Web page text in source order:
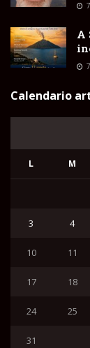
A
Calendario
L M
3 4
10 11
17 18
24 25
31